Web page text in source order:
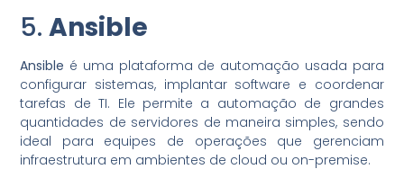
5.Ansible
Ansible é uma plataforma de automação usada para
configurar sistemas, implantar software e coordenar
tarefas de TI. Ele permite a automação de grandes
quantidades de servidores de maneira simples, sendo
ideal para equipes de operações que gerenciam
infraestrutura em ambientes de cloud ou on-premise.